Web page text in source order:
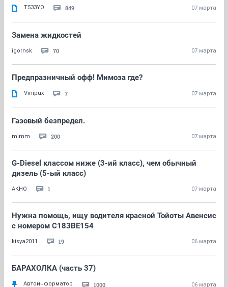
T533YO 849 07 марта
Замена жидкостей
igornsk 70 07 марта
Предпразничный офф! Мимоза где?
Vinipux 7 07 марта
Газовый безпредел.
mimm 200 07 марта
G-Diesel классом ниже (3-ий класс), чем обычный
дизель (5-ый класс)
AKHO 1 07 марта
Нужна помощь, ищу водителя красной Тойоты Авенсис
с номером С183ВЕ154
kisya2011 19 06 марта
БАРАХОЛКА (часть 37)
Автоинформатор 1000 06 марта